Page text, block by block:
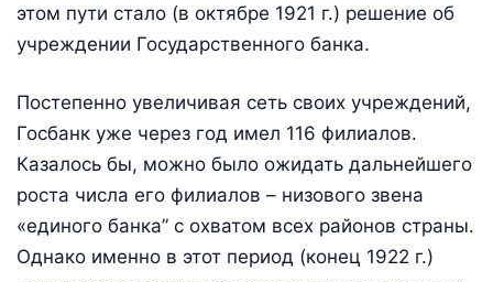
этом пути стало (в октябре 1921 г.) решение об
учреждении Государственного банка.
Постепенно увеличивая сеть своих учреждений,
Госбанк уже через год имел 116 филиалов.
Казалось бы, можно было ожидать дальнейшего
роста числа его филиалов – низового звена
«единого банка” с охватом всех районов страны.
Однако именно в этот период (конец 1922 г.)